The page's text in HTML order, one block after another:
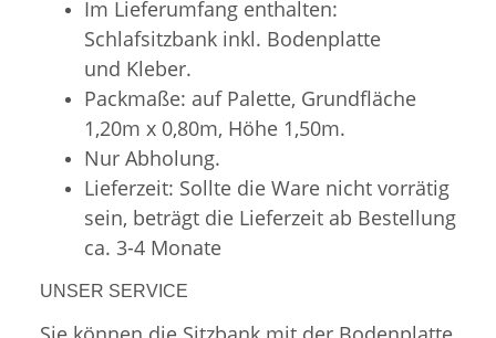
Im Lieferumfang enthalten:
Schlafsitzbank inkl. Bodenplatte
und Kleber.
Packmaße: auf Palette, Grundfläche
1,20m x 0,80m, Höhe 1,50m.
Nur Abholung.
Lieferzeit: Sollte die Ware nicht vorrätig
sein, beträgt die Lieferzeit ab Bestellung
ca. 3-4 Monate
UNSER SERVICE